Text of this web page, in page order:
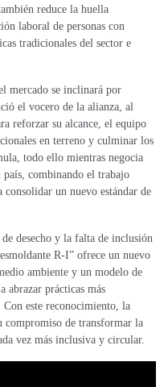
reduce la huella
laboral de personas con
tradicionales del sector e
mercado se inclinará por
el vocero de la alianza, al
reforzar su alcance, el equipo
en terreno y culminar los
todo ello mientras negocia
combinando el trabajo
un nuevo estándar de
desecho y la falta de inclusión
R-I” ofrece un nuevo
ambiente y un modelo de
abrazar prácticas más
Con este reconocimiento, la
de transformar la
vez más inclusiva y circular.